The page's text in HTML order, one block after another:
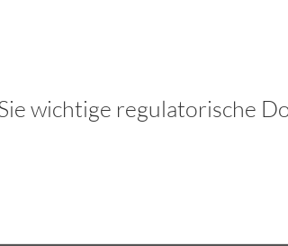
wichtige regulatorische